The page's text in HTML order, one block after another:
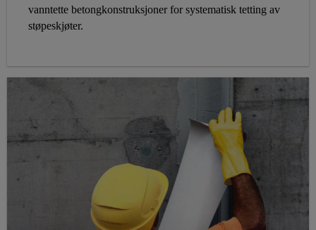
vanntette betongkonstruksjoner for systematisk tetting av
støpeskjøter.